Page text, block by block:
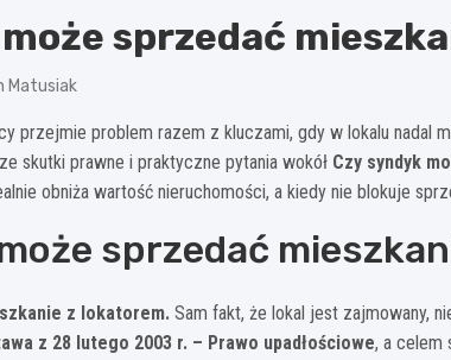
sprzedać
Matusiak
przejmie problem razem z kluczami, gdy w lokalu nadal
skutki prawne i praktyczne pytania wokół Czy syndyk
obniża wartość nieruchomości, a kiedy nie blokuje
sprzedać
z lokatorem. Sam fakt, że lokal jest zajmowany,
z 28 lutego 2003 r. – Prawo upadłościowe, a celem